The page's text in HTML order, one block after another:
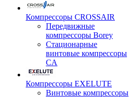
Компрессоры CROSSAIR
Передвижные
компрессоры Borey
Стационарные
винтовые компрессоры
CA
Компрессоры EXELUTE
Винтовые компрессоры